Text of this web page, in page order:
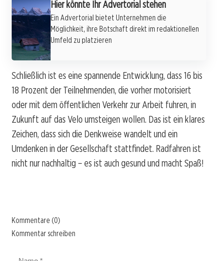
Hier könnte Ihr Advertorial stehen
Ein Advertorial bietet Unternehmen die
Möglichkeit, ihre Botschaft direkt im redaktionellen
Umfeld zu platzieren
Schließlich ist es eine spannende Entwicklung, dass 16 bis
18 Prozent der Teilnehmenden, die vorher motorisiert
oder mit dem öffentlichen Verkehr zur Arbeit fuhren, in
Zukunft auf das Velo umsteigen wollen. Das ist ein klares
Zeichen, dass sich die Denkweise wandelt und ein
Umdenken in der Gesellschaft stattfindet. Radfahren ist
nicht nur nachhaltig – es ist auch gesund und macht Spaß!
Kommentare (0)
Kommentar schreiben